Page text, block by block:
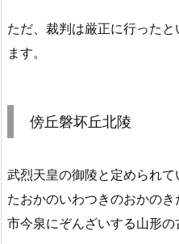
ただ、裁判は厳正に行った
ます。
傍丘磐坏丘北陵
武烈天皇の御陵と定められ
たおかのいわつきのおかの
市今泉にぞんざいする山形の